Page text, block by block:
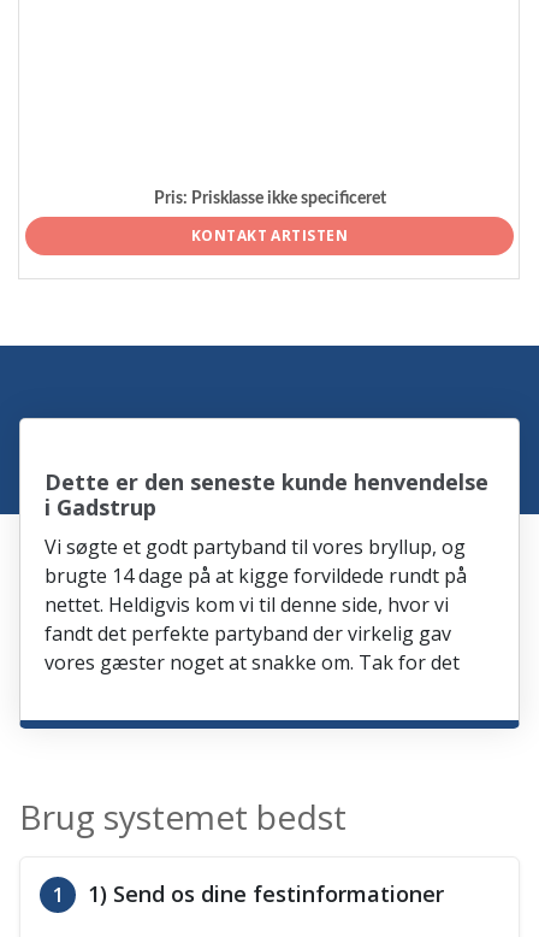
Pris: Prisklasse ikke specificeret
KONTAKT ARTISTEN
Dette er den seneste kunde henvendelse
i Gadstrup
Vi søgte et godt partyband til vores bryllup, og
brugte 14 dage på at kigge forvildede rundt på
nettet. Heldigvis kom vi til denne side, hvor vi
fandt det perfekte partyband der virkelig gav
vores gæster noget at snakke om. Tak for det
Brug systemet bedst
1 1) Send os dine festinformationer